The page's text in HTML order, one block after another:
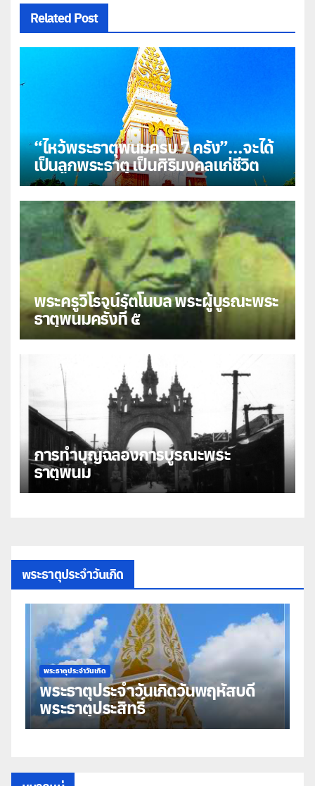
Related Post
“ไหว้พระธาตุพนมครบ 7 ครั้ง”…จะได้
เป็นลูกพระธาตุ เป็นศิริมงคลแก่ชีวิต
พระครูวิโรจน์รัตโนบล พระผู้บูรณะพระ
ธาตุพนมครั้งที่ ๕
การทำบุญฉลองการบูรณะพระ
ธาตุพนม
พระธาตุประจำวันเกิด
ะธาตุประจำวันเกิด
ะธาตุประจำวันเกิดวันพฤหัสบดี
ะธาตุประสิทธิ์
พระธาตุ
มหาชัย